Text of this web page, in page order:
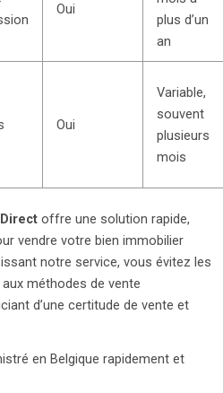
Oui
plus d’un
an
Oui
Variable,
souvent
plusieurs
mois
offre une solution rapide,
vendre votre bien immobilier
notre service, vous évitez les
méthodes de vente
d’une certitude de vente et
en Belgique rapidement et